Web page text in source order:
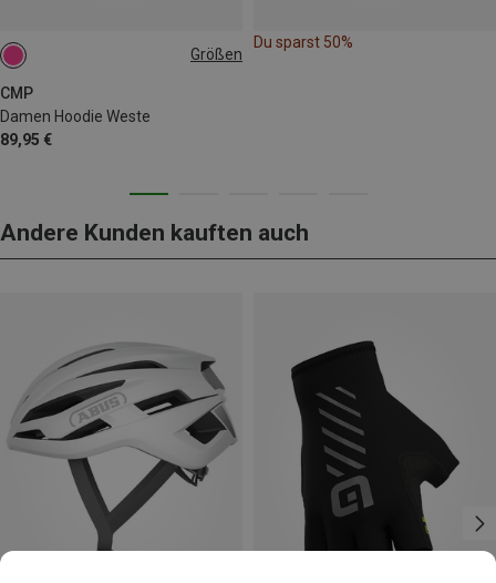
Größen
CMP
Damen Hoodie Weste
89,95 €
XXS XL
Du sparst 50%
Andere Kunden kauften auch